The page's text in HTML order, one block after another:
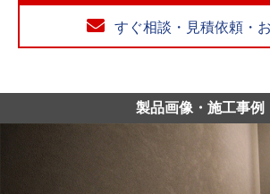
すぐ相談・見積依頼・
製品画像・施工事例